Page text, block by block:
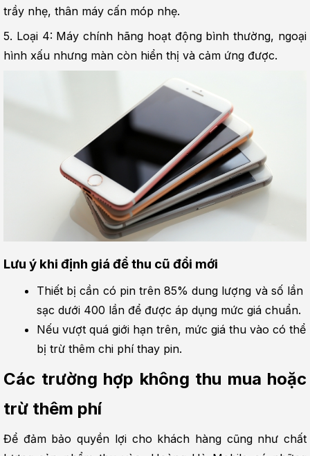
trầy nhẹ, thân máy cấn móp nhẹ.
5. Loại 4: Máy chính hãng hoạt động bình thường, ngoại
hình xấu nhưng màn còn hiển thị và cảm ứng được.
Lưu ý khi định giá để thu cũ đổi mới
Thiết bị cần có pin trên 85% dung lượng và số lần
sạc dưới 400 lần để được áp dụng mức giá chuẩn.
Nếu vượt quá giới hạn trên, mức giá thu vào có thể
bị trừ thêm chi phí thay pin.
Các trường hợp không thu mua hoặc
trừ thêm phí
Để đảm bảo quyền lợi cho khách hàng cũng như chất